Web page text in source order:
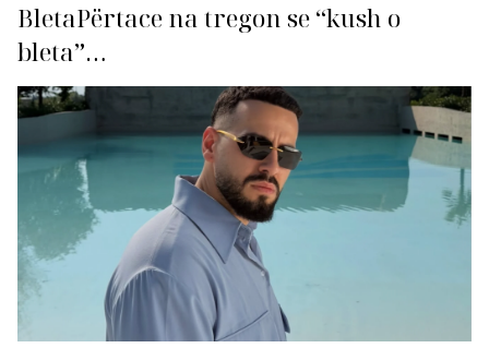
BletaPërtace na tregon se “kush o
bleta”…